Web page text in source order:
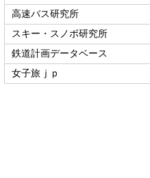
高速バス研究所
スキー・スノボ研究所
鉄道計画データベース
女子旅ｊｐ